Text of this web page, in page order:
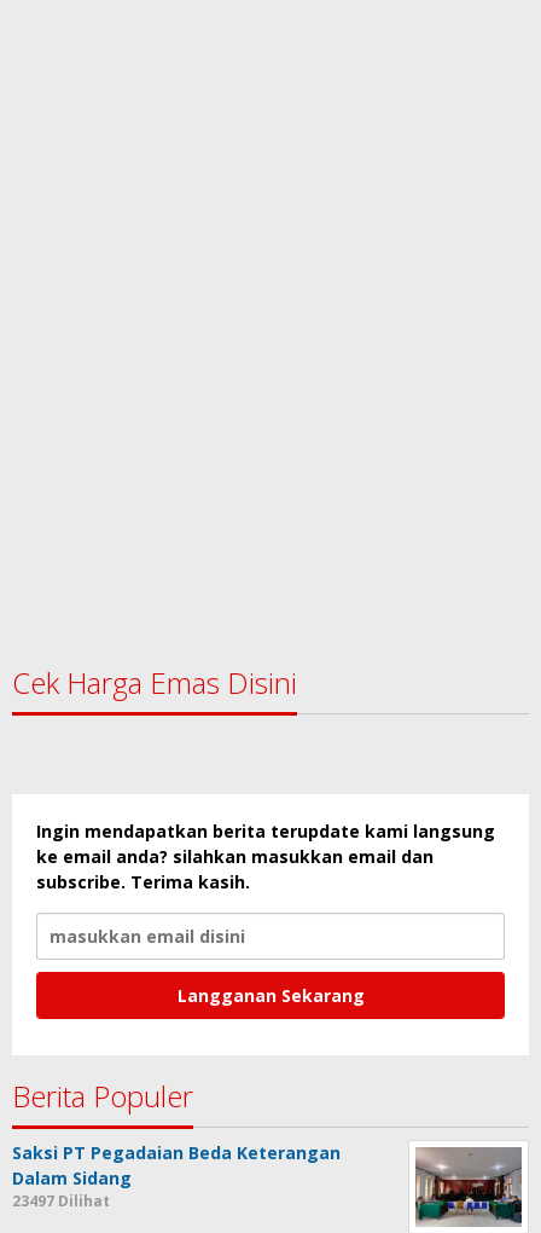
Cek Harga Emas Disini
Ingin mendapatkan berita terupdate kami langsung
ke email anda? silahkan masukkan email dan
subscribe. Terima kasih.
Berita Populer
Saksi PT Pegadaian Beda Keterangan
Dalam Sidang
23497 Dilihat